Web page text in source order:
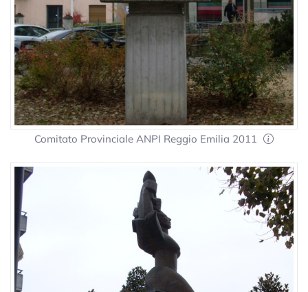
Comitato Provinciale ANPI Reggio Emilia 2011